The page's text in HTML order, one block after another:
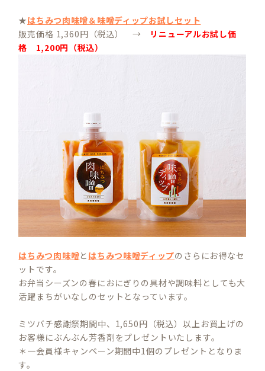
★はちみつ肉味噌＆味噌ディップお試しセット
販売価格 1,360円（税込） →
リニューアルお試し価
格 1,200円（税込）
はちみつ肉味噌と はちみつ味噌ディップのさらにお得なセ
ットです。
お弁当シーズンの春におにぎりの具材や調味料としても大
活躍まちがいなしのセットとなっています。
ミツバチ感謝祭期間中、1,650円（税込）以上お買上げの
お客様にぶんぶん芳香剤をプレゼントいたします。
＊一会員様キャンペーン期間中1個のプレゼントとなりま
す。